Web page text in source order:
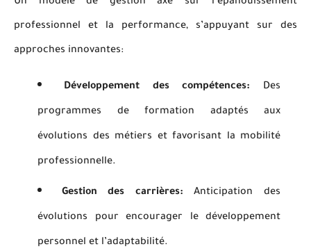
professionnel et la performance, s’appuyant sur des
approches innovantes:
Développement des compétences: Des
programmes de formation adaptés aux
évolutions des métiers et favorisant la mobilité
professionnelle.
Gestion des carrières: Anticipation des
évolutions pour encourager le développement
personnel et l’adaptabilité.